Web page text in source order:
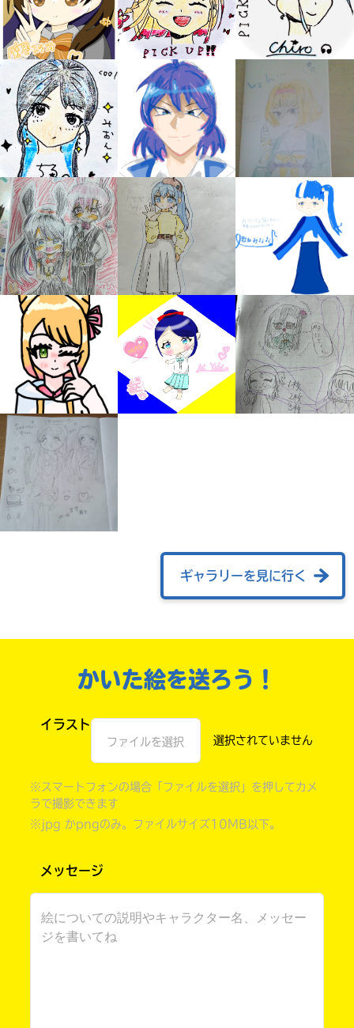
キミノラジオ配信中！
いろんな動画が
見られる
みんなの絵が
ギャラリーを見に行く
かいた絵を送ろう！
イラスト
ファイルを選択
※スマートフォンの場合「ファイルを選択」を押してカメ
ラで撮影できます
※jpg かpngのみ。ファイルサイズ10MB以下。
メッセージ